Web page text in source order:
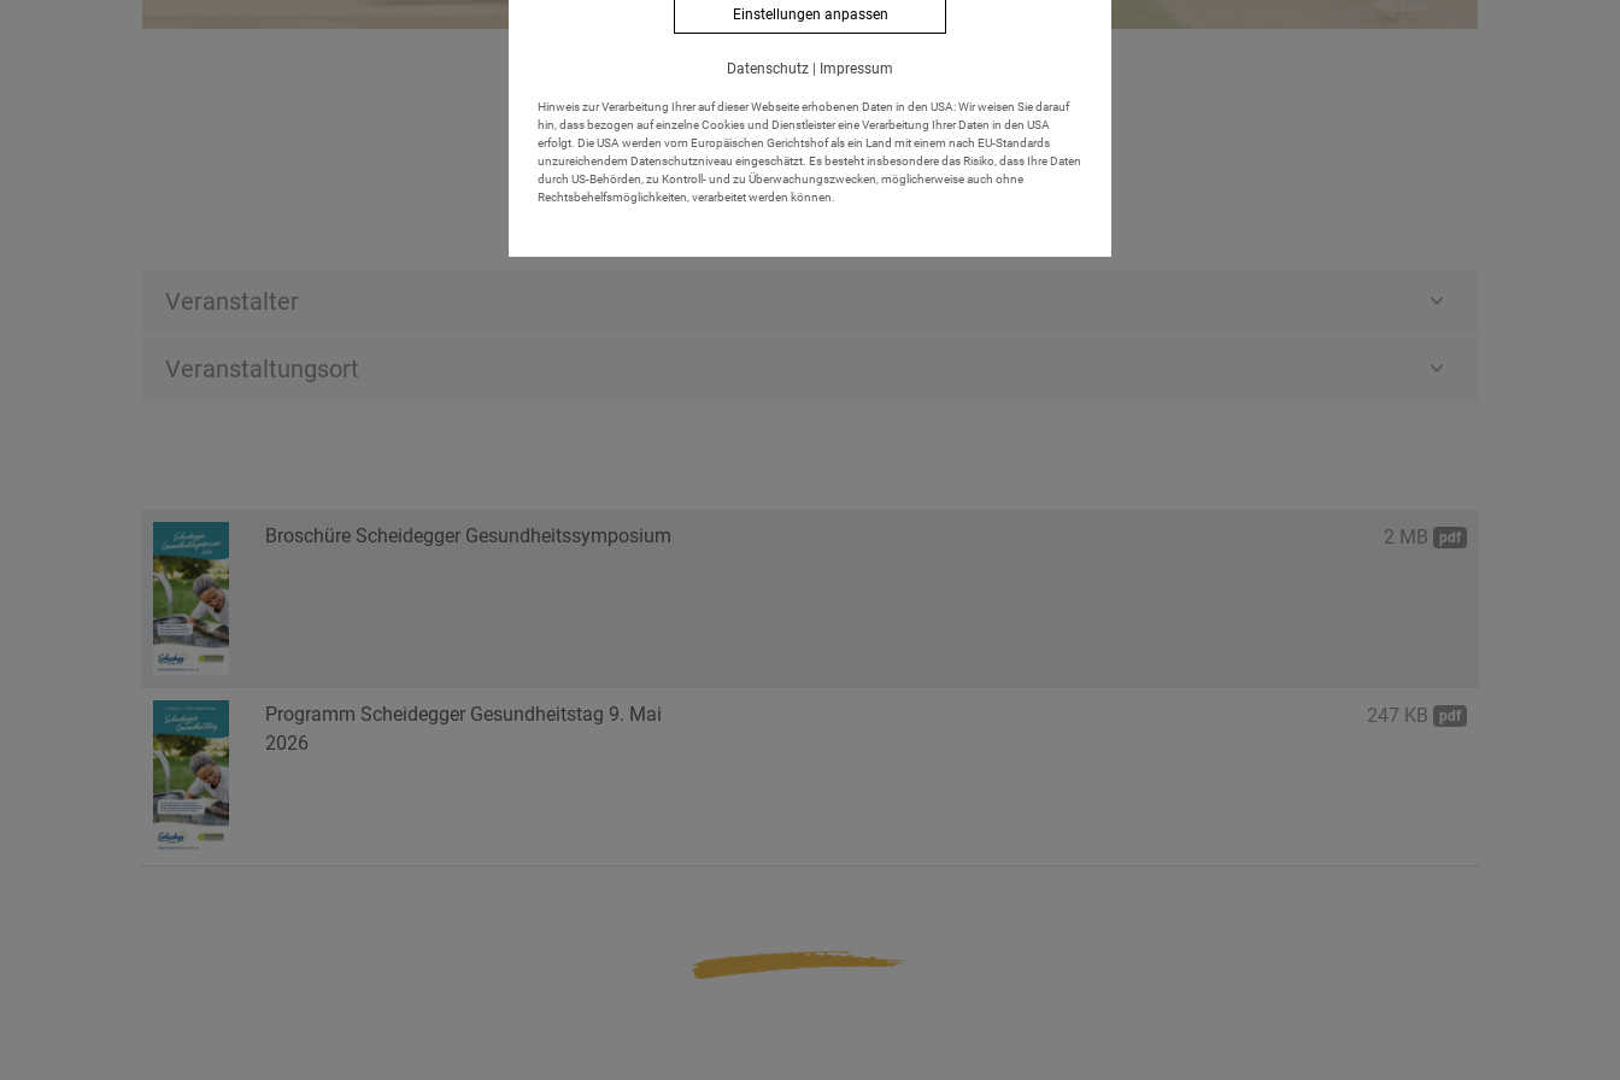
Weitere Informationen
Veranstalter
Veranstaltungsort
Broschüre Scheidegger Gesundheitssymposium 2 MB pdf
Programm Scheidegger Gesundheitstag 9. Mai
2026
247 KB pdf
Einstellungen anpassen
Datenschutz Impressum
Hinweis zur Verarbeitung Ihrer auf dieser Webseite erhobenen Daten in den USA: Wir weisen Sie darauf
hin, dass bezogen auf einzelne Cookies und Dienstleister eine Verarbeitung Ihrer Daten in den USA
erfolgt. Die USA werden vom Europäischen Gerichtshof als ein Land mit einem nach EU-Standards
unzureichendem Datenschutzniveau eingeschätzt. Es besteht insbesondere das Risiko, dass Ihre Daten
durch US-Behörden, zu Kontroll- und zu Überwachungszwecken, möglicherweise auch ohne
Rechtsbehelfsmöglichkeiten, verarbeitet werden können.